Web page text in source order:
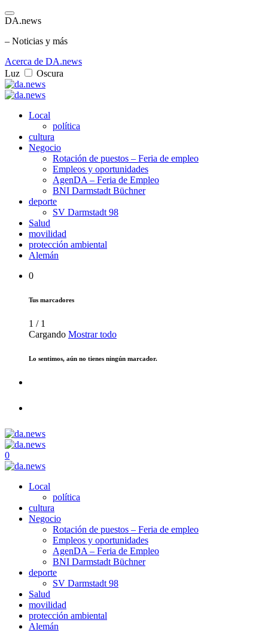
DA.news
– Noticias y más
Acerca de DA.news
Luz
Oscura
Local
política
cultura
Negocio
Rotación de puestos – Feria de empleo
Empleos y oportunidades
AgenDA – Feria de Empleo
BNI Darmstadt Büchner
deporte
SV Darmstadt 98
Salud
movilidad
protección ambiental
Alemán
0
Tus marcadores
1 / 1
Cargando Mostrar todo
Lo sentimos, aún no tienes ningún marcador.
0
Local
política
cultura
Negocio
Rotación de puestos – Feria de empleo
Empleos y oportunidades
AgenDA – Feria de Empleo
BNI Darmstadt Büchner
deporte
SV Darmstadt 98
Salud
movilidad
protección ambiental
Alemán